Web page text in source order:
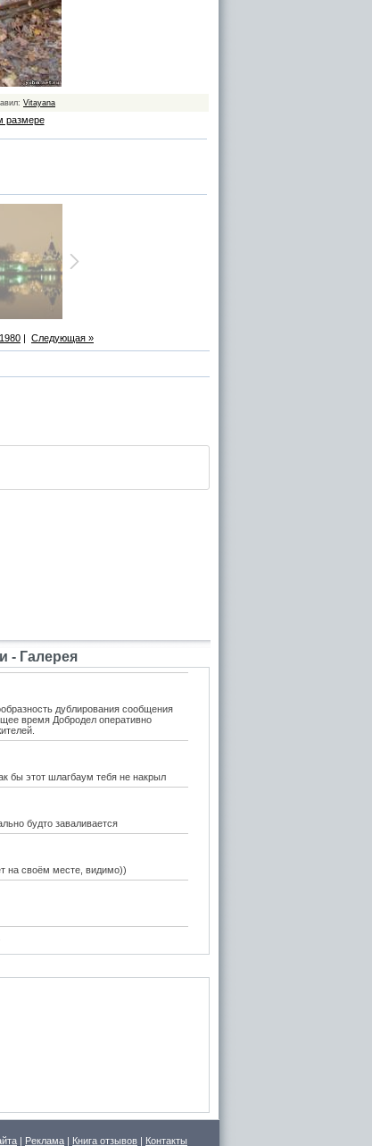
Vitayana
размере
1980 | Следующая »
- Галерея
дублирования сообщения
время Добродел оперативно
бы этот шлагбаум тебя не накрыл
будто заваливается
на своём месте, видимо))
показалось, что это гриб в листьях
| Реклама | Книга отзывов | Контакты